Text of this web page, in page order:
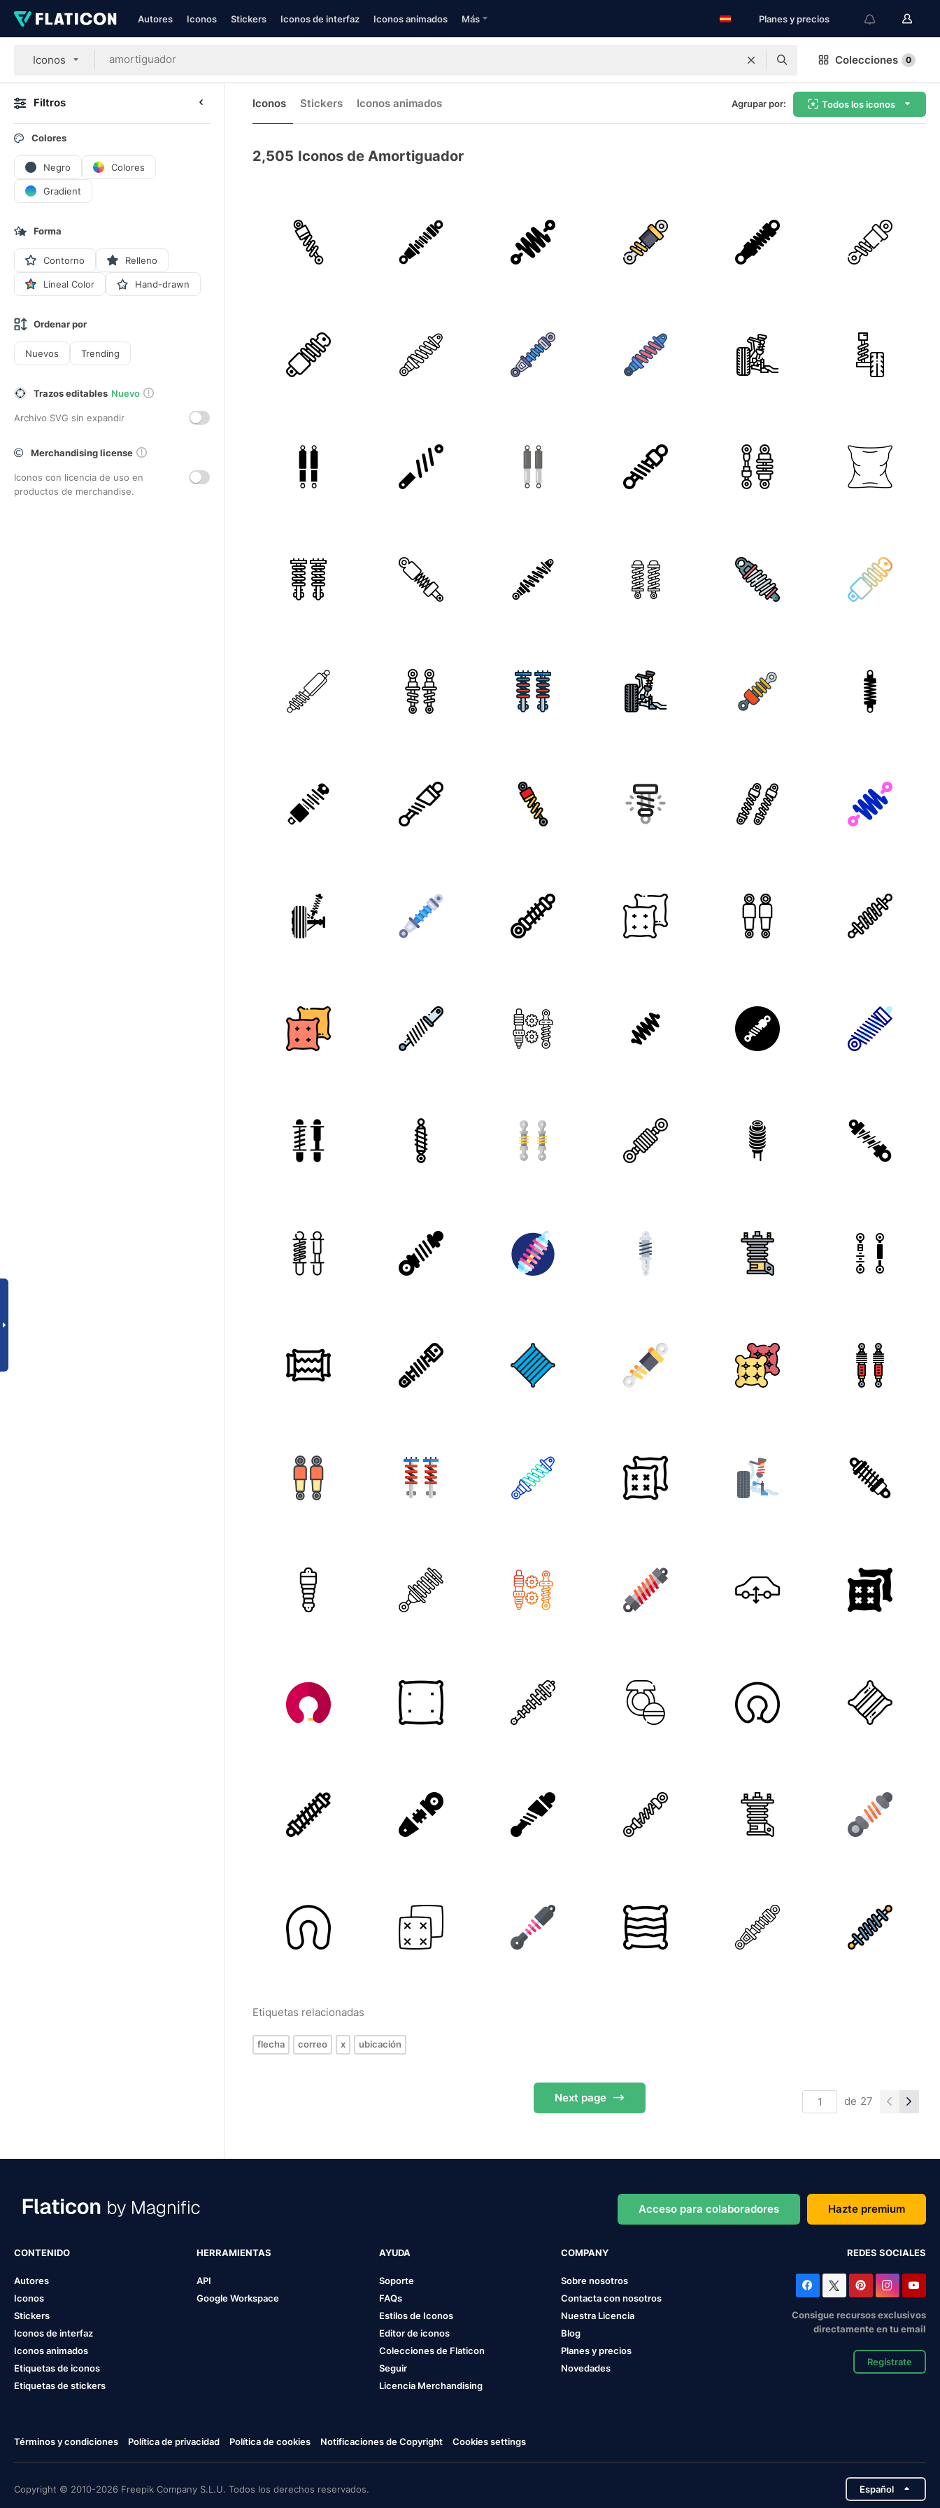
Autores Iconos Stickers Iconos de interfaz Iconos animados Más Planes y precios
Iconos Colecciones 0
Filtros
Colores
Negro Colores
Gradient
Forma
Contorno Relleno
Lineal Color Hand-drawn
Ordenar por
Nuevos Trending
Trazos editables Nuevo
Archivo SVG sin expandir
Merchandising license
Iconos con licencia de uso en
productos de merchandise.
Iconos Stickers Iconos animados Agrupar por: Todos los iconos
2,505 Iconos de Amortiguador
Etiquetas relacionadas
flecha correo x ubicación
Next page de 27
Acceso para colaboradores Hazte premium
CONTENIDO
Autores
Iconos
Stickers
Iconos de interfaz
Iconos animados
Etiquetas de iconos
Etiquetas de stickers
HERRAMIENTAS
API
Google Workspace
AYUDA
Soporte
FAQs
Estilos de Iconos
Editor de iconos
Colecciones de Flaticon
Seguir
Licencia Merchandising
COMPANY
Sobre nosotros
Contacta con nosotros
Nuestra Licencia
Blog
Planes y precios
Novedades
REDES SOCIALES
Consigue recursos exclusivos
directamente en tu email
Regístrate
Términos y condiciones Política de privacidad Política de cookies Notificaciones de Copyright Cookies settings
Copyright © 2010-2026 Freepik Company S.L.U. Todos los derechos reservados. Español